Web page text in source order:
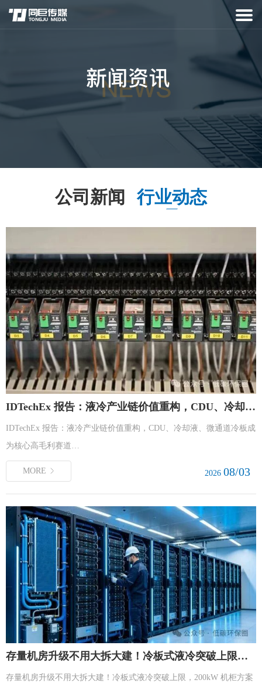
公司新闻 行业动态
IDTechEx 报告：液冷产业链价值重构，CDU、冷却液、微通道冷板成为核心高毛利赛道
IDTechEx 报告：液冷产业链价值重构，CDU、冷却液、微通道冷板成
为核心高毛利赛道…
MORE 2026 08/03
存量机房升级不用大拆大建！冷板式液冷突破上限，200kW 机柜方案进入落地期
存量机房升级不用大拆大建！冷板式液冷突破上限，200kW 机柜方案